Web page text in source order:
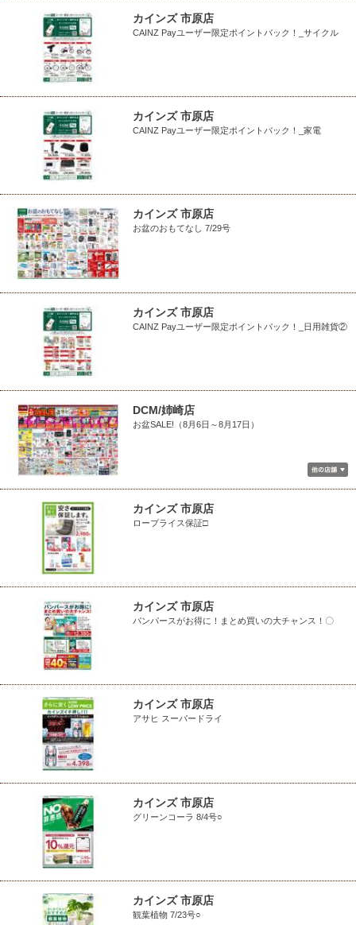
カインズ 市原店
CAINZ Payユーザー限定ポイントバック！_サイクル
カインズ 市原店
CAINZ Payユーザー限定ポイントバック！_家電
カインズ 市原店
お盆のおもてなし 7/29号
カインズ 市原店
CAINZ Payユーザー限定ポイントバック！_日用雑貨②
DCM/姉崎店
お盆SALE!（8月6日～8月17日）
カインズ 市原店
ロープライス保証□
カインズ 市原店
パンパースがお得に！まとめ買いの大チャンス！〇
カインズ 市原店
アサヒ スーパードライ
カインズ 市原店
グリーンコーラ 8/4号○
カインズ 市原店
観葉植物 7/23号○